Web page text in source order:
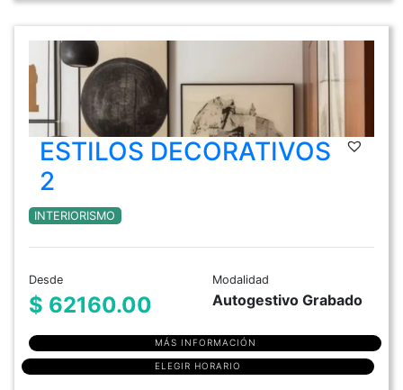
ESTILOS DECORATIVOS
2
INTERIORISMO
Desde
$ 62160.00
Modalidad
Autogestivo Grabado
MÁS INFORMACIÓN
ELEGIR HORARIO